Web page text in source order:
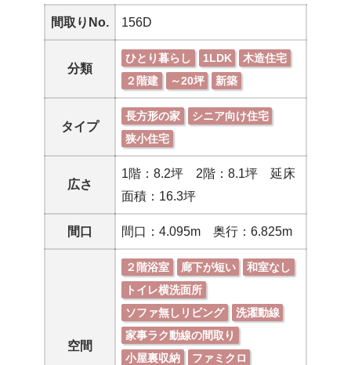
間取りNo. 156D
分類
ひとり暮らし 1LDK
木造住宅
２階建
～20坪 新築
タイプ
長方形の家
シニア向け住宅
狭小住宅
広さ
1階：8.2坪 2階：8.1坪 延床
面積：16.3坪
間口 間口：4.095m 奥行：6.825m
空間
２階浴室 廊下が短い
和室なし
トイレ横洗面所
ソファ無しリビング
洗濯動線
家事ラク動線の間取り
小屋裏収納
ファミクロ